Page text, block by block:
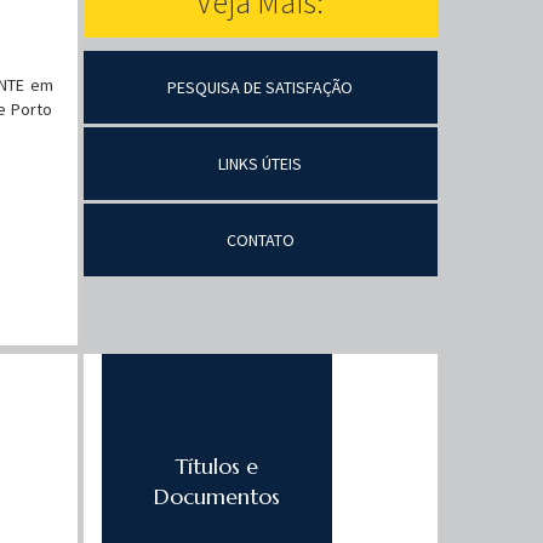
em
Porto
PESQUISA DE SATISFAÇÃO
LINKS ÚTEIS
CONTATO
Títulos e
Documentos